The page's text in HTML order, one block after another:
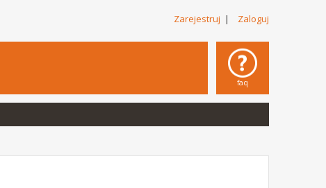
Zarejestruj | Zaloguj
faq